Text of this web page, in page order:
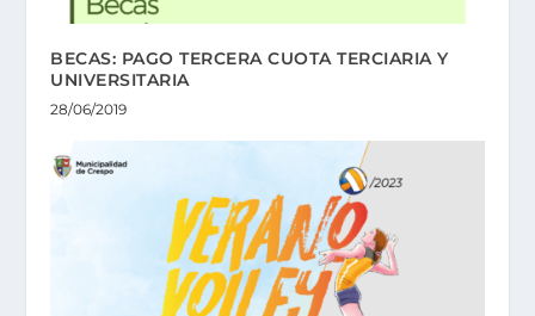
BECAS: PAGO TERCERA CUOTA TERCIARIA Y
UNIVERSITARIA
28/06/2019